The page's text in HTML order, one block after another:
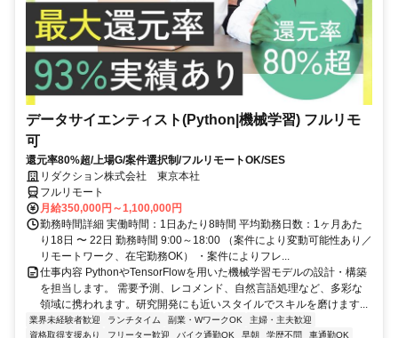
データサイエンティスト(Python|機械学習) フルリモ
可
還元率80%超/上場G/案件選択制/フルリモートOK/SES
リダクション株式会社 東京本社
フルリモート
月給350,000円～1,100,000円
勤務時間詳細 実働時間：1日あたり8時間 平均勤務日数：1ヶ月あた
り18日 〜 22日 勤務時間 9:00～18:00 （案件により変動可能性あり／
リモートワーク、在宅勤務OK） ・案件によりフレ...
仕事内容 PythonやTensorFlowを用いた機械学習モデルの設計・構築
を担当します。 需要予測、レコメンド、自然言語処理など、多彩な
領域に携われます。研究開発にも近いスタイルでスキルを磨けます...
業界未経験者歓迎 ランチタイム 副業・WワークOK
主婦・主夫歓迎
資格取得支援あり
フリーター歓迎 バイク通勤OK 早朝 学歴不問
車通勤OK